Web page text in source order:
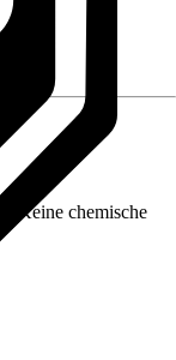
Keine chemische